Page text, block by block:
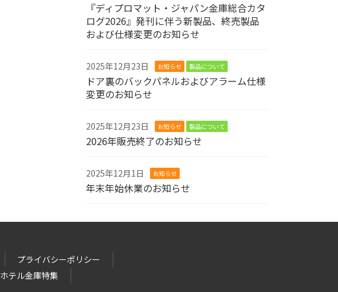
『ディプロマット・ジャパン金庫総合カタ
ログ2026』発刊に伴う新製品、終売製品
および仕様変更のお知らせ
2025年12月23日 お知らせ 製品について
ドア裏のバックパネルおよびアラーム仕様
変更のお知らせ
2025年12月23日 お知らせ 製品について
2026年販売終了のお知らせ
2025年12月1日 お知らせ
年末年始休業のお知らせ
プライバシーポリシー
ホテル金庫特集